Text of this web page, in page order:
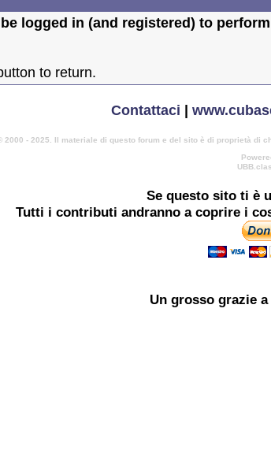
logged in (and registered) to
to return.
Contattaci
2000 - 2025. Il materiale di questo forum e del sito è di proprietà di
Se questo sito ti è
Tutti i contributi andranno a coprire i
Un grosso grazie